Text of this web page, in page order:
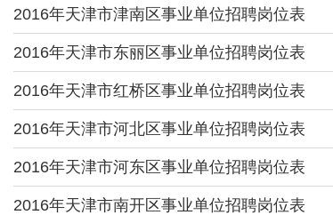
2016年天津市津南区事业单位招聘岗位表
2016年天津市东丽区事业单位招聘岗位表
2016年天津市红桥区事业单位招聘岗位表
2016年天津市河北区事业单位招聘岗位表
2016年天津市河东区事业单位招聘岗位表
2016年天津市南开区事业单位招聘岗位表